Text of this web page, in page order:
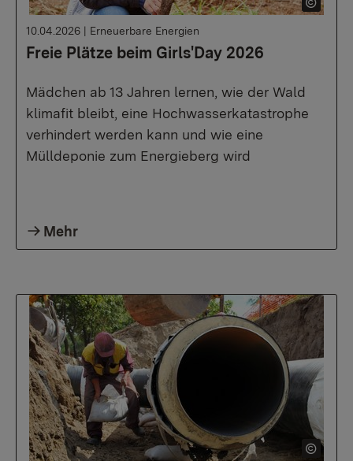
Freie Plätze beim Girls'Day 2026
10.04.2026 | Erneuerbare Energien
Mädchen ab 13 Jahren lernen, wie der Wald
klimafit bleibt, eine Hochwasserkatastrophe
verhindert werden kann und wie eine
Mülldeponie zum Energieberg wird
Mehr